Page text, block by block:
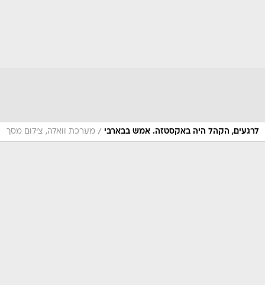
לרגעים, הקהל היה באקסטזה. אמש בבארבי / מערכת וואלה, צילום מסך